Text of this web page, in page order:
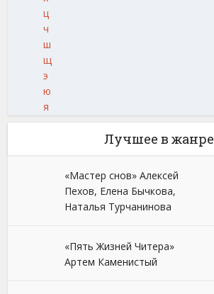
ц
ч
ш
щ
э
ю
я
Лучшее в жанре
«Мастер снов» Алексей
Пехов, Елена Бычкова,
Наталья Турчанинова
«Пять Жизней Читера»
Артем Каменистый